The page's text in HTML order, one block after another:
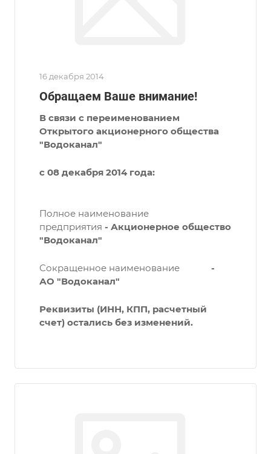
16 декабря 2014
Обращаем Ваше внимание!
В связи с переименованием
Открытого акционерного общества
"Водоканал"
с 08 декабря 2014 года:
Полное наименование
предприятия - Акционерное общество
"Водоканал"
Сокращенное наименование
-
АО "Водоканал"
Реквизиты (ИНН, КПП, расчетный
счет) остались без изменений.